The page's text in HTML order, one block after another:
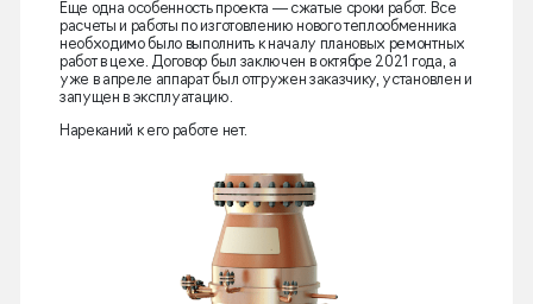
Еще одна особенность проекта — сжатые сроки работ. Все
расчеты и работы по изготовлению нового теплообменника
необходимо было выполнить к началу плановых ремонтных
работ в цехе. Договор был заключен в октябре 2021 года, а
уже в апреле аппарат был отгружен заказчику, установлен и
запущен в эксплуатацию.
Нареканий к его работе нет.